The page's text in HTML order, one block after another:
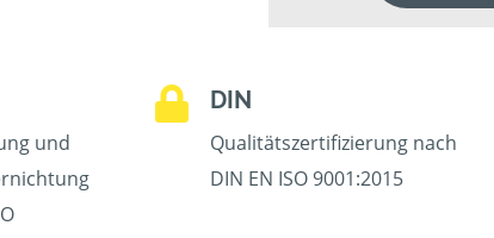
und
DIN
Qualitätszertifizierung nach
DIN EN ISO 9001:2015